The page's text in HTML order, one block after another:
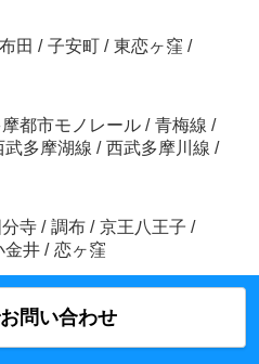
布田 / 子安町 / 東恋ヶ窪 /
摩都市モノレール / 青梅線 /
武多摩湖線 / 西武多摩川線 /
分寺 / 調布 / 京王八王子 /
金井 / 恋ヶ窪
問い合わせ